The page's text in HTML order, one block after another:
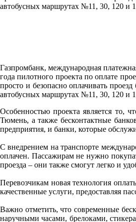
автобусных маршрутах №11, 30, 120
Газпромбанк, международная
года пилотного проекта по оплате
просто и безопасно оплачивать
автобусных маршрутах №11, 30, 120
Особенностью проекта является то,
Тюмень, а также бесконтактные
предприятия, и банки, которые
С внедрением на транспорте
оплачен. Пассажирам не нужно
проезда – они также смогут легко и
Перевозчикам новая технология
качественные услуги, предоставляя
Важно отметить, что современные
наручными часами, брелоками,